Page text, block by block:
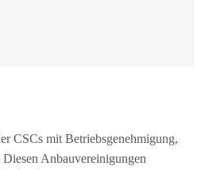
CSCs mit Betriebsgenehmigung,
Anbauvereinigungen